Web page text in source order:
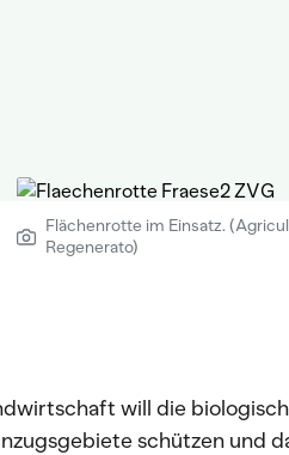
Flächenrotte im Einsatz.
Regenerato)
will die
schützen und